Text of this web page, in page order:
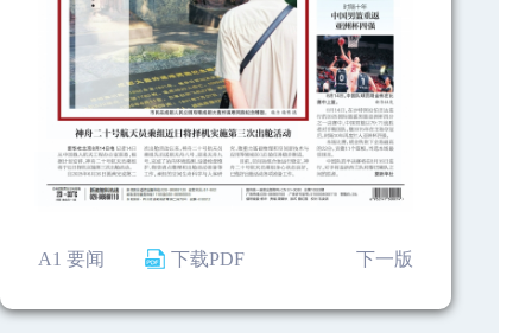
A1 要闻 下载PDF 下一版